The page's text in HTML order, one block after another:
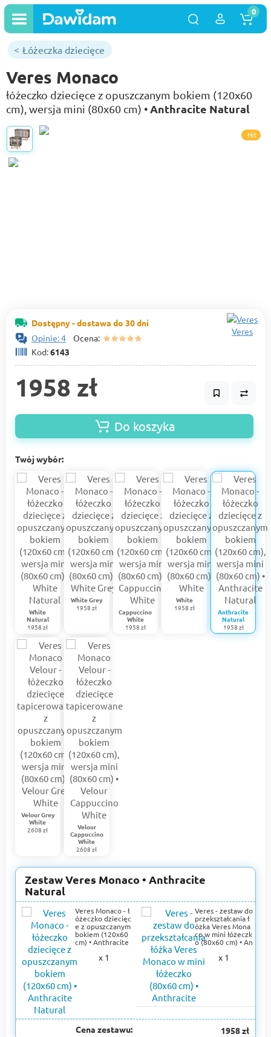
0
Łóżeczka dziecięce
Veres Monaco
łóżeczko dziecięce z opuszczanym bokiem (120x60
cm), wersja mini (80x60 cm) •Anthracite Natural
Hit
Dostępny - dostawa do 30 dni
Opinie: 4 Ocena:
Kod:6143
Veres
1958 zł
Do koszyka
Twój wybór:
White
Natural
1958 zł
White Grey
1958 zł
Cappuccino
White
1958 zł
White
1958 zł
Anthracite
Natural
1958 zł
Velour Grey
White
2608 zł
Velour
Cappuccino
White
2608 zł
Zestaw Veres Monaco • Anthracite
Natural
Veres Monaco - ł
óżeczko dziecięc
e z opuszczanym
bokiem (120x60
cm) • Anthracite
x 1
Veres - zestaw do
przekształcania ł
óżka Veres Mona
co w mini łóżeczk
o (80x60 cm) • An
thracite
x 1
Cena zestawu: 1958 zł